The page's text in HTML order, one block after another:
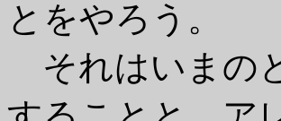
とをやろう。
それはいまの